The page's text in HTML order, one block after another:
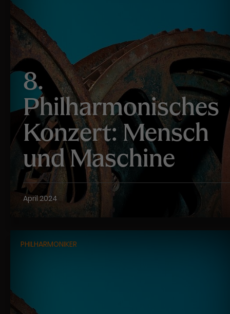
8.
Philharmonisches
Konzert: Mensch
und Maschine
April 2024
PHILHARMONIKER